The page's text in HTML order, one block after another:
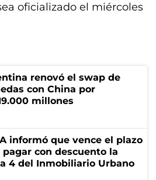
oficializado el miércoles
renovó el swap de
con China por
millones
informó que vence el plazo
pagar con descuento la
4 del Inmobiliario Urbano